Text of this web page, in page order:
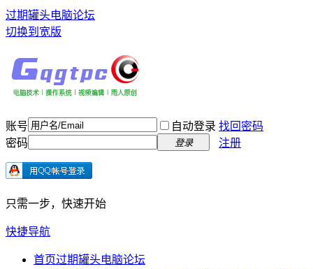
过期罐头电脑论坛
切换到宽版
账号 自动登录 找回密码
密码
登录 注册
只需一步，快速开始
快捷导航
首页过期罐头电脑论坛